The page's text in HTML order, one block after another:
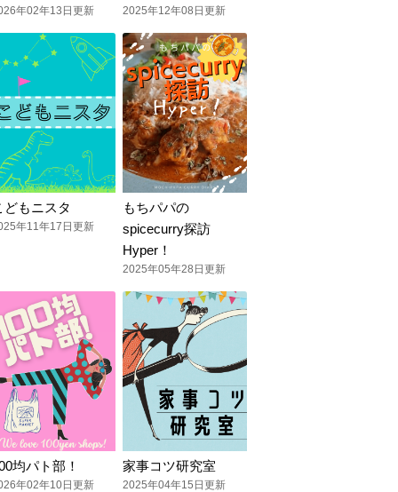
年02年13日更新 2025年12年08日更新
どもニスタ
年11年17日更新
もちパパの
spicecurry探訪
Hyper！
2025年05年28日更新
均パト部！
年02年10日更新
家事コツ研究室
2025年04年15日更新